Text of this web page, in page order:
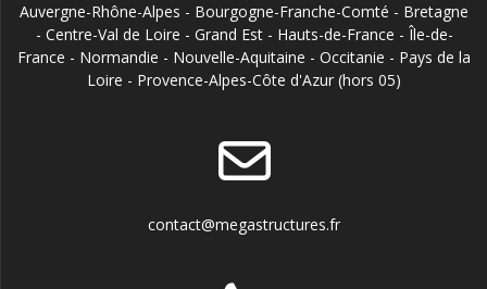
Auvergne-Rhône-Alpes - Bourgogne-Franche-Comté - Bretagne
- Centre-Val de Loire - Grand Est - Hauts-de-France - Île-de-
France - Normandie - Nouvelle-Aquitaine - Occitanie - Pays de la
Loire - Provence-Alpes-Côte d'Azur (hors 05)
contact@megastructures.fr